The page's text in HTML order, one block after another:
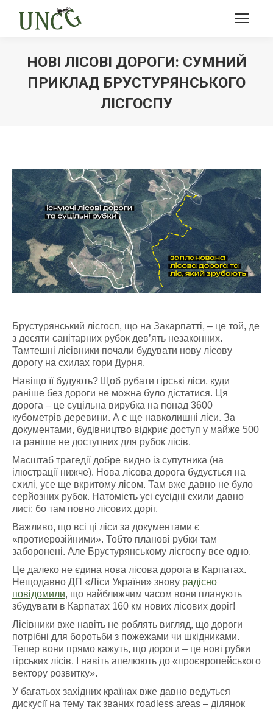
НОВІ ЛІСОВІ ДОРОГИ: СУМНИЙ
ПРИКЛАД БРУСТУРЯНСЬКОГО
ЛІСГОСПУ
Брустурянський лісгосп, що на Закарпатті, – це той, де
з десяти санітарних рубок дев’ять незаконних.
Тамтешні лісівники почали будувати нову лісову
дорогу на схилах гори Дурня.
Навіщо її будують? Щоб рубати гірські ліси, куди
раніше без дороги не можна було дістатися. Ця
дорога – це суцільна вирубка на понад 3600
кубометрів деревини. А є ще навколишні ліси. За
документами, будівництво відкриє доступ у майже 500
га раніше не доступних для рубок лісів.
Масштаб трагедії добре видно із супутника (на
ілюстрації нижче). Нова лісова дорога будується на
схилі, усе ще вкритому лісом. Там вже давно не було
серйозних рубок. Натомість усі сусідні схили давно
лисі: бо там повно лісових доріг.
Важливо, що всі ці ліси за документами є
«протиерозійними». Тобто планові рубки там
заборонені. Але Брустурянському лісгоспу все одно.
Це далеко не єдина нова лісова дорога в Карпатах.
Нещодавно ДП «Ліси України» знову радісно
повідомили, що найближчим часом вони планують
збудувати в Карпатах 160 км нових лісових доріг!
Лісівники вже навіть не роблять вигляд, що дороги
потрібні для боротьби з пожежами чи шкідниками.
Тепер вони прямо кажуть, що дороги – це нові рубки
гірських лісів. І навіть апелюють до «проєвропейського
вектору розвитку».
У багатьох західних країнах вже давно ведуться
дискусії на тему так званих roadless areas – ділянок